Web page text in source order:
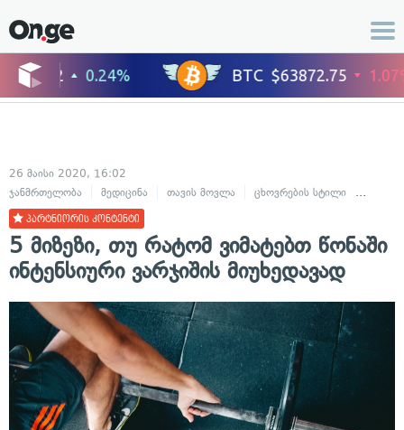
26 მაისი 2020, 16:02
ჯანმრთელობა
მედიცინა თავის მოვლა ცხოვრების სტილი
პარტნიორის კონტენტი
5 მიზეზი, თუ რატომ ვიმატებთ წონაში
ინტენსიური ვარჯიშის მიუხედავად